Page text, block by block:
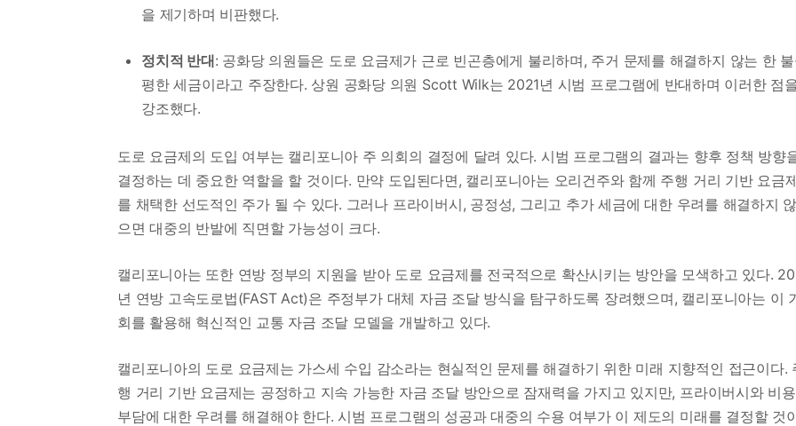
을 제기하며 비판했다.
정치적 반대: 공화당 의원들은 도로 요금제가 근로 빈곤층에게 불리하며, 주거 문제를 해결하지 않는 한
평한 세금이라고 주장한다. 상원 공화당 의원 Scott Wilk는 2021년 시범 프로그램에 반대하며 이러한 점
강조했다.
도로 요금제의 도입 여부는 캘리포니아 주 의회의 결정에 달려 있다. 시범 프로그램의 결과는 향후 정책 방향
결정하는 데 중요한 역할을 할 것이다. 만약 도입된다면, 캘리포니아는 오리건주와 함께 주행 거리 기반 요금
를 채택한 선도적인 주가 될 수 있다. 그러나 프라이버시, 공정성, 그리고 추가 세금에 대한 우려를 해결하지 않
으면 대중의 반발에 직면할 가능성이 크다.
캘리포니아는 또한 연방 정부의 지원을 받아 도로 요금제를 전국적으로 확산시키는 방안을 모색하고 있다.
년 연방 고속도로법(FAST Act)은 주정부가 대체 자금 조달 방식을 탐구하도록 장려했으며, 캘리포니아는 이
회를 활용해 혁신적인 교통 자금 조달 모델을 개발하고 있다.
캘리포니아의 도로 요금제는 가스세 수입 감소라는 현실적인 문제를 해결하기 위한 미래 지향적인 접근이다.
행 거리 기반 요금제는 공정하고 지속 가능한 자금 조달 방안으로 잠재력을 가지고 있지만, 프라이버시와 비용
부담에 대한 우려를 해결해야 한다. 시범 프로그램의 성공과 대중의 수용 여부가 이 제도의 미래를 결정할 것